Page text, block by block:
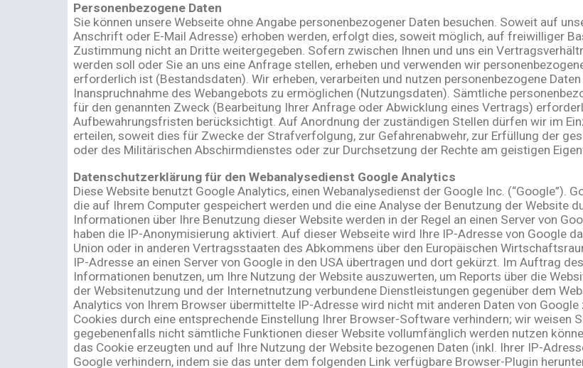
Personenbezogene Daten
Sie können unsere Webseite ohne Angabe personenbezogener Daten besuchen. Soweit auf
Anschrift oder E-Mail Adresse) erhoben werden, erfolgt dies, soweit möglich, auf freiwilliger
Zustimmung nicht an Dritte weitergegeben. Sofern zwischen Ihnen und uns ein
werden soll oder Sie an uns eine Anfrage stellen, erheben und verwenden wir
erforderlich ist (Bestandsdaten). Wir erheben, verarbeiten und nutzen personenbezogene
Inanspruchnahme des Webangebots zu ermöglichen (Nutzungsdaten). Sämtliche
für den genannten Zweck (Bearbeitung Ihrer Anfrage oder Abwicklung eines Vertrags)
Aufbewahrungsfristen berücksichtigt. Auf Anordnung der zuständigen Stellen dürfen wir im
erteilen, soweit dies für Zwecke der Strafverfolgung, zur Gefahrenabwehr, zur Erfüllung der
oder des Militärischen Abschirmdienstes oder zur Durchsetzung der Rechte am geistigen
Datenschutzerklärung für den Webanalysedienst Google Analytics
Diese Website benutzt Google Analytics, einen Webanalysedienst der Google Inc. (“Google”).
die auf Ihrem Computer gespeichert werden und die eine Analyse der Benutzung der Website
Informationen über Ihre Benutzung dieser Website werden in der Regel an einen Server von
haben die IP-Anonymisierung aktiviert. Auf dieser Webseite wird Ihre IP-Adresse von Google
Union oder in anderen Vertragsstaaten des Abkommens über den Europäischen
IP-Adresse an einen Server von Google in den USA übertragen und dort gekürzt. Im Auftrag
Informationen benutzen, um Ihre Nutzung der Website auszuwerten, um Reports über die
der Websitenutzung und der Internetnutzung verbundene Dienstleistungen gegenüber dem
Analytics von Ihrem Browser übermittelte IP-Adresse wird nicht mit anderen Daten von
Cookies durch eine entsprechende Einstellung Ihrer Browser-Software verhindern; wir weisen
gegebenenfalls nicht sämtliche Funktionen dieser Website vollumfänglich werden nutzen
das Cookie erzeugten und auf Ihre Nutzung der Website bezogenen Daten (inkl. Ihrer IP-
Google verhindern, indem sie das unter dem folgenden Link verfügbare Browser-Plugin